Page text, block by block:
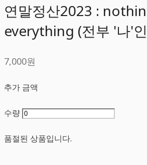
연말정산2023 :
everything (전부 '나'
7,000원
추가 금액
수량
품절된 상품입니다.